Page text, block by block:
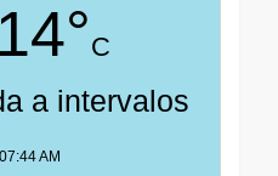
14°C
a intervalos
AM